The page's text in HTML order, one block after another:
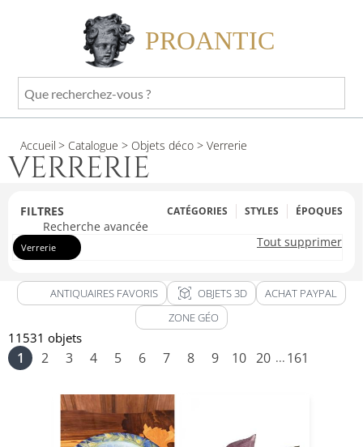
PROANTIC
Que
recherchez-
?
Accueil > Catalogue > Objets déco > Verrerie
VERRERIE
FILTRES CATÉGORIES STYLES ÉPOQUES
Recherche avancée
Tout supprimer
Verrerie
ANTIQUAIRES FAVORIS view_in_ar OBJETS 3D
ACHAT PAYPAL
ZONE GÉO
11531 objets
1 2 3 4 5 6 7 8 9 10 20 ... 161